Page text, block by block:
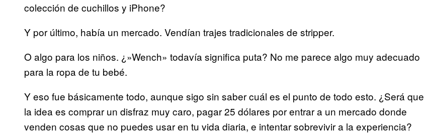
colección de cuchillos y iPhone?
Y por último, había un mercado. Vendían trajes tradicionales de stripper.
O algo para los niños. ¿»Wench» todavía significa puta? No me parece algo muy adecuado
para la ropa de tu bebé.
Y eso fue básicamente todo, aunque sigo sin saber cuál es el punto de todo esto. ¿Será que
la idea es comprar un disfraz muy caro, pagar 25 dólares por entrar a un mercado donde
venden cosas que no puedes usar en tu vida diaria, e intentar sobrevivir a la experiencia?